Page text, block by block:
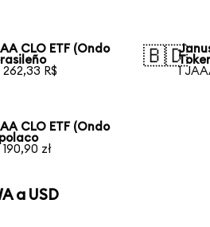
CLO ETF (Ondo
R$
🇧🇩
1
CLO ETF (Ondo
zł
a USD